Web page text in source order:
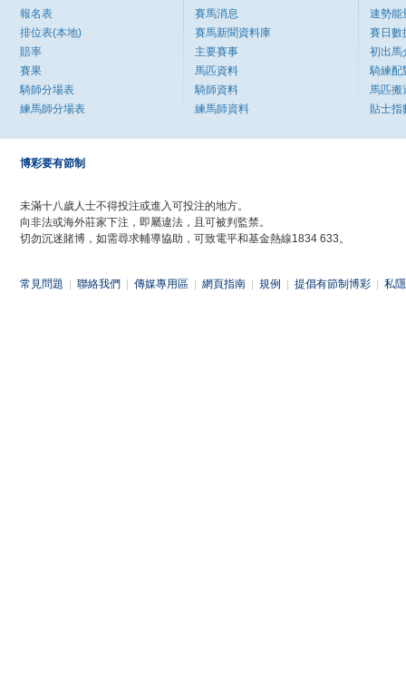
報名表
排位表(本地)
賠率
賽果
騎師分場表
練馬師分場表
賽馬消息
賽馬新聞資料庫
主要賽事
馬匹資料
騎師資料
練馬師資料
速勢能
賽日數
初出馬
騎練配
馬匹搬
貼士指
博彩要有節制
未滿十八歲人士不得投注或進入可投注的地方。
向非法或海外莊家下注，即屬違法，且可被判監禁。
切勿沉迷賭博，如需尋求輔導協助，可致電平和基金熱線1834 633。
常見問題 聯絡我們 傳媒專用區 網頁指南 規例 提倡有節制博彩 私